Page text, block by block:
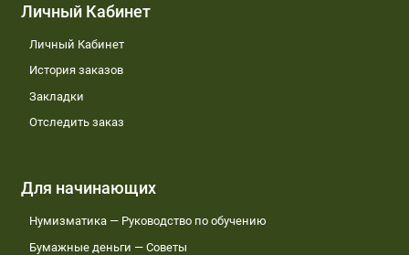
Личный Кабинет
Личный Кабинет
История заказов
Закладки
Отследить заказ
Для начинающих
Нумизматика — Руководство по обучению
Бумажные деньги — Советы